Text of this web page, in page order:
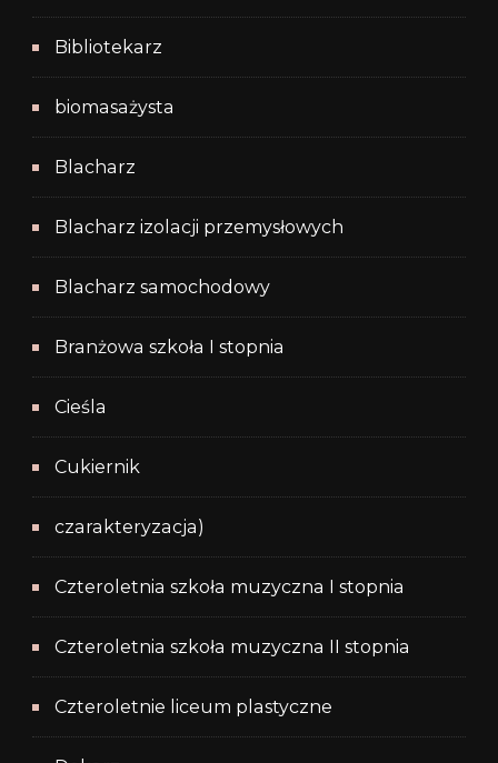
Bibliotekarz
biomasażysta
Blacharz
Blacharz izolacji przemysłowych
Blacharz samochodowy
Branżowa szkoła I stopnia
Cieśla
Cukiernik
czarakteryzacja)
Czteroletnia szkoła muzyczna I stopnia
Czteroletnia szkoła muzyczna II stopnia
Czteroletnie liceum plastyczne